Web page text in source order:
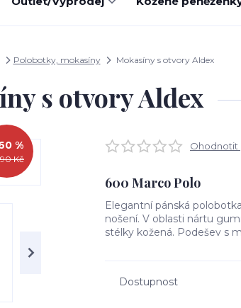
Polobotky, mokasíny Mokasíny s otvory Aldex
s otvory Aldex
Kč
% Ohodnotit
600 Marco Polo
Elegantní pánská
nošení. V oblasti nártu
stélky kožená. Podešev s
Dostupnost